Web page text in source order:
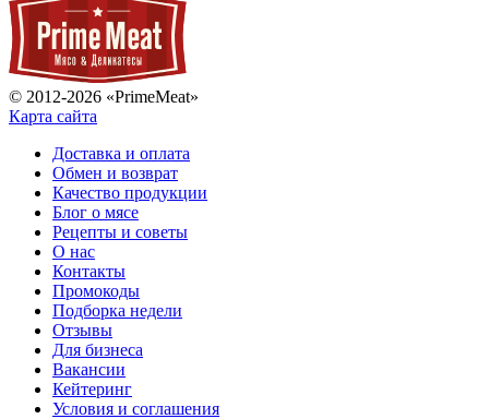
© 2012-2026 «PrimeMeat»
Карта сайта
Доставка и оплата
Обмен и возврат
Качество продукции
Блог о мясе
Рецепты и советы
О нас
Контакты
Промокоды
Подборка недели
Отзывы
Для бизнеса
Вакансии
Кейтеринг
Условия и соглашения